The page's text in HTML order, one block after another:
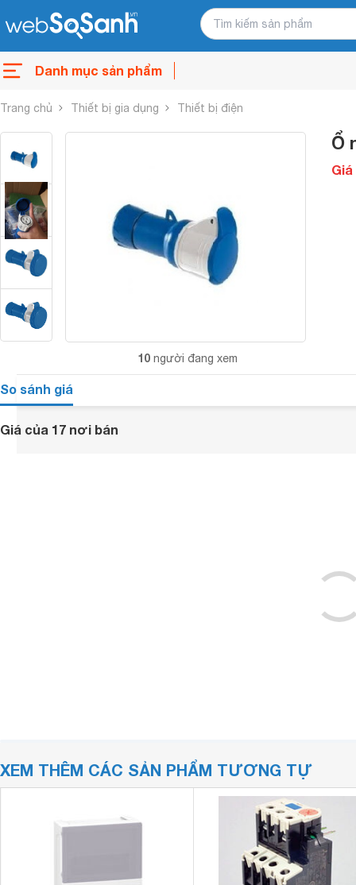
Danh mục sản phẩm
Trang chủ Thiết bị gia dụng Thiết bị điện
10 người đang xem
Ổ
So sánh giá
Giá của 17 nơi bán
XEM THÊM CÁC SẢN PHẨM TƯƠNG TỰ